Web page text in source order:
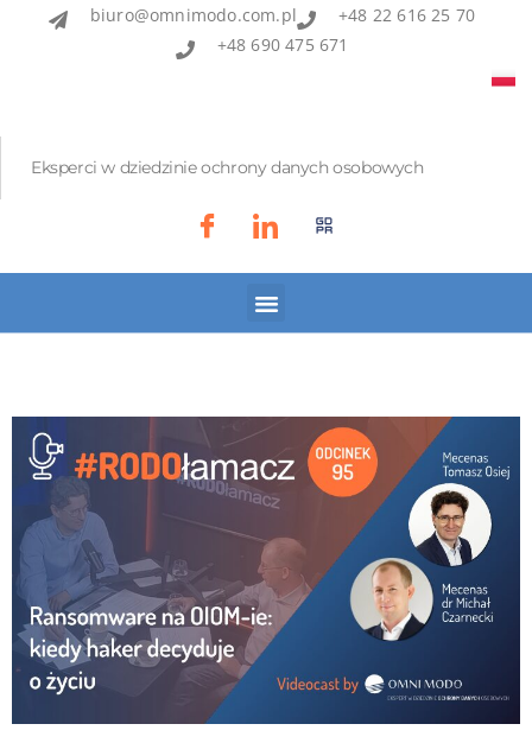
biuro@omnimodo.com.pl
+48 22 616 25 70
+48 690 475 671
Eksperci w dziedzinie ochrony danych osobowych